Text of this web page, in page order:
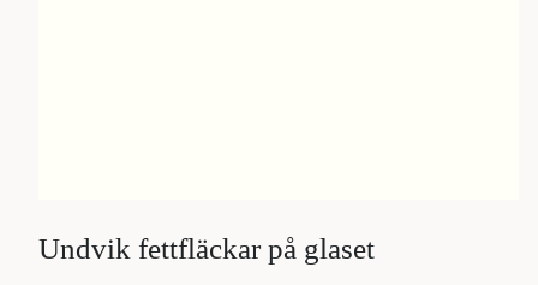
Undvik fettfläckar på glaset